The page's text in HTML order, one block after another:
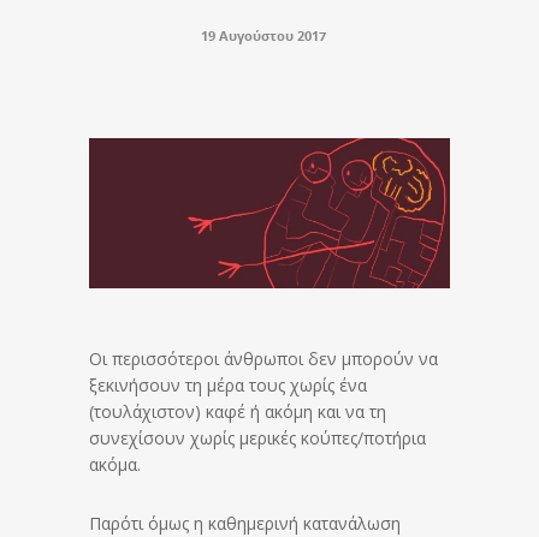
19 Αυγούστου 2017
Οι περισσότεροι άνθρωποι δεν μπορούν να
ξεκινήσουν τη μέρα τους χωρίς ένα
(τουλάχιστον) καφέ ή ακόμη και να τη
συνεχίσουν χωρίς μερικές κούπες/ποτήρια
ακόμα.
Παρότι όμως η καθημερινή κατανάλωση